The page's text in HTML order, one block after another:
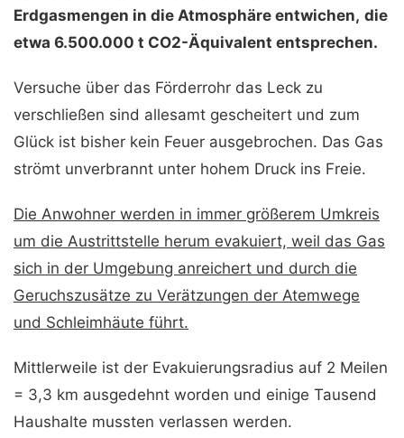
Erdgasmengen in die Atmosphäre entwichen, die
etwa 6.500.000 t CO2-Äquivalent entsprechen.
Versuche über das Förderrohr das Leck zu
verschließen sind allesamt gescheitert und zum
Glück ist bisher kein Feuer ausgebrochen. Das Gas
strömt unverbrannt unter hohem Druck ins Freie.
Die Anwohner werden in immer größerem Umkreis
um die Austrittstelle herum evakuiert, weil das Gas
sich in der Umgebung anreichert und durch die
Geruchszusätze zu Verätzungen der Atemwege
und Schleimhäute führt.
Mittlerweile ist der Evakuierungsradius auf 2 Meilen
= 3,3 km ausgedehnt worden und einige Tausend
Haushalte mussten verlassen werden.